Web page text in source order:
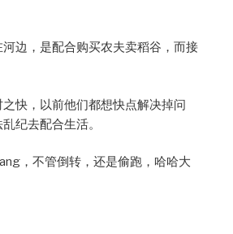
边，是配合购买农夫卖稻谷，而接
快，以前他们都想快点解决掉问
纪去配合生活。
，不管倒转，还是偷跑，哈哈大